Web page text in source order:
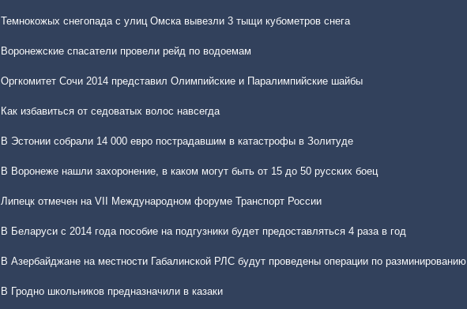
Темнокожых снегопада с улиц Омска вывезли 3 тыщи кубометров снега
Воронежские спасатели провели рейд по водоемам
Оргкомитет Сочи 2014 представил Олимпийские и Паралимпийские шайбы
Как избавиться от седоватых волос навсегда
В Эстонии собрали 14 000 евро пострадавшим в катастрофы в Золитуде
В Воронеже нашли захоронение, в каком могут быть от 15 до 50 русских боец
Липецк отмечен на VII Международном форуме Транспорт России
В Беларуси с 2014 года пособие на подгузники будет предоставляться 4 раза в год
В Азербайджане на местности Габалинской РЛС будут проведены операции по разминированию
В Гродно школьников предназначили в казаки